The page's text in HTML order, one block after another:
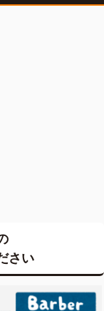
さい